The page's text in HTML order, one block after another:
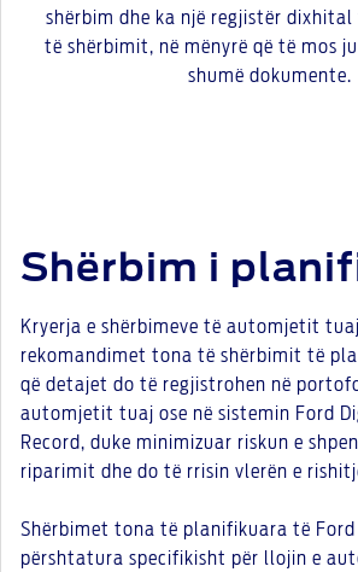
shërbim dhe ka një regjistër
të shërbimit, në mënyrë që të mos
shumë dokumente.
Shërbim i
Kryerja e shërbimeve të automjetit
rekomandimet tona të shërbimit të
që detajet do të regjistrohen në
automjetit tuaj ose në sistemin Ford
Record, duke minimizuar riskun e
riparimit dhe do të rrisin vlerën e
Shërbimet tona të planifikuara të Ford
përshtatura specifikisht për llojin e